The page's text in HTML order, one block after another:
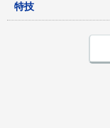
特技